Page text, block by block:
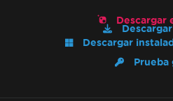
Descargar
Descargar
Prueba